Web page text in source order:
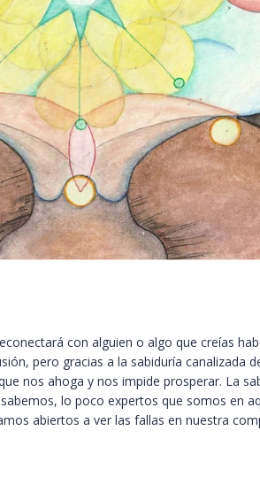
con alguien o algo que creías
pero gracias a la sabiduría canalizada
nos ahoga y nos impide prosperar. La
lo poco expertos que somos en
abiertos a ver las fallas en nuestra